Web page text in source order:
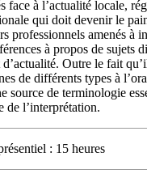
face à l’actualité locale,
qui doit devenir le
professionnels amenés à
à propos de sujets
d’actualité. Outre le fait
de différents types à
source de terminologie
de l’interprétation.
: 15 heures